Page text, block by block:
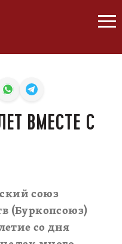
ВМЕСТЕ С
союз
(Буркопсоюз)
со дня